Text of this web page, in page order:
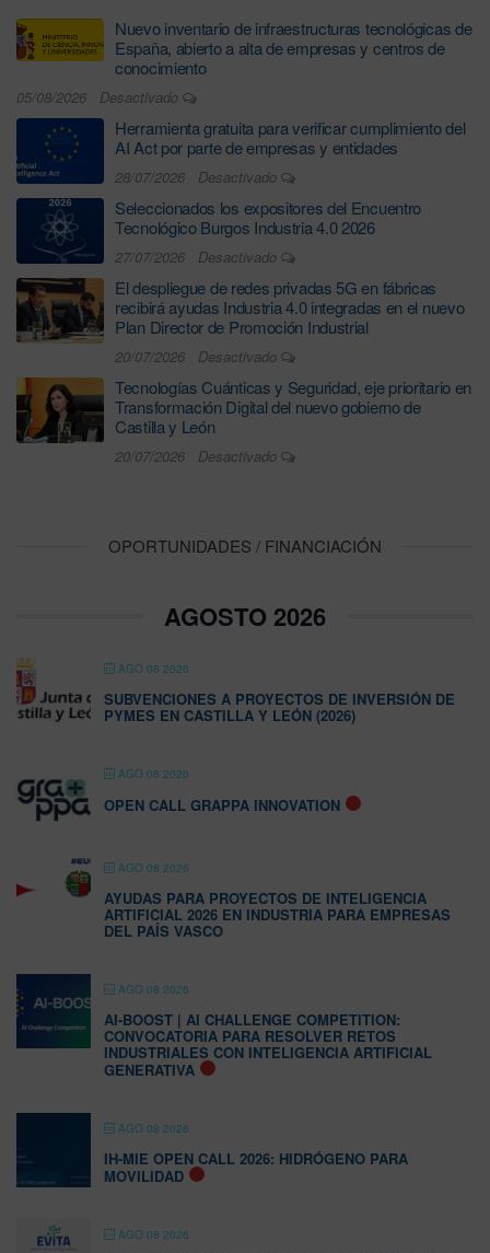
Nuevo inventario de infraestructuras tecnológicas de
España, abierto a alta de empresas y centros de
conocimiento
05/08/2026 Desactivado
Herramienta gratuita para verificar cumplimiento del
AI Act por parte de empresas y entidades
28/07/2026 Desactivado
Seleccionados los expositores del Encuentro
Tecnológico Burgos Industria 4.0 2026
27/07/2026 Desactivado
El despliegue de redes privadas 5G en fábricas
recibirá ayudas Industria 4.0 integradas en el nuevo
Plan Director de Promoción Industrial
20/07/2026 Desactivado
Tecnologías Cuánticas y Seguridad, eje prioritario en
Transformación Digital del nuevo gobierno de
Castilla y León
20/07/2026 Desactivado
OPORTUNIDADES / FINANCIACIÓN
AGOSTO 2026
AGO 08 2026
SUBVENCIONES A PROYECTOS DE INVERSIÓN DE
PYMES EN CASTILLA Y LEÓN (2026)
AGO 08 2026
OPEN CALL GRAPPA INNOVATION
AGO 08 2026
AYUDAS PARA PROYECTOS DE INTELIGENCIA
ARTIFICIAL 2026 EN INDUSTRIA PARA EMPRESAS
DEL PAÍS VASCO
AGO 08 2026
AI-BOOST | AI CHALLENGE COMPETITION:
CONVOCATORIA PARA RESOLVER RETOS
INDUSTRIALES CON INTELIGENCIA ARTIFICIAL
GENERATIVA
AGO 08 2026
IH-MIE OPEN CALL 2026: HIDRÓGENO PARA
MOVILIDAD
AGO 08 2026